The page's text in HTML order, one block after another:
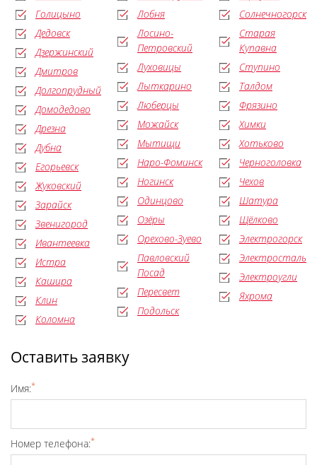
Голицыно
Дедовск
Дзержинский
Дмитров
Долгопрудный
Домодедово
Дрезна
Дубна
Егорьевск
Жуковский
Зарайск
Звенигород
Ивантеевка
Истра
Кашира
Клин
Коломна
Лобня
Лосино-
Петровский
Луховицы
Лыткарино
Люберцы
Можайск
Мытищи
Наро-Фоминск
Ногинск
Одинцово
Озёры
Орехово-Зуево
Павловский
Посад
Пересвет
Подольск
Солнечногорск
Старая
Купавна
Ступино
Талдом
Фрязино
Химки
Хотьково
Черноголовка
Чехов
Шатура
Щёлково
Электрогорск
Электросталь
Электроугли
Яхрома
Оставить заявку
Имя:*
Номер телефона:*